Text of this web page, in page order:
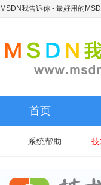
MSDN我告诉你 - 最好用的
首页
系统帮助